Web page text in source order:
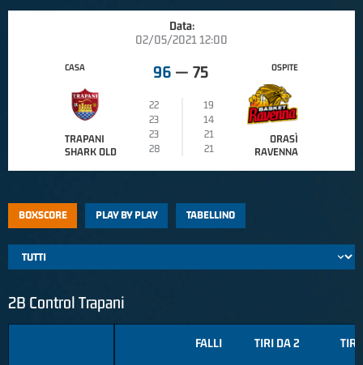
Data:
02/05/2021 12:00
CASA
TRAPANI
SHARK OLD
96 — 75
22
19
23
14
23
21
28
21
OSPITE
ORASÌ
RAVENNA
BOXSCORE PLAY BY PLAY TABELLINO
2B Control Trapani
FALLI TIRI DA 2 TIRI